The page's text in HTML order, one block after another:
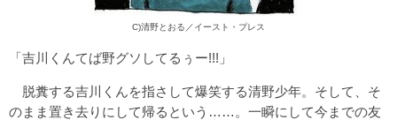
C)清野とおる／イースト・プレス
「吉川くんてば野グソしてるぅー!!!」
脱糞する吉川くんを指さして爆笑する清野少年。そして、そ
のまま置き去りにして帰るという……。一瞬にして今までの友